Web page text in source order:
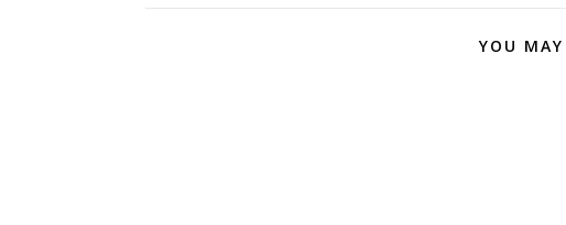
YOU